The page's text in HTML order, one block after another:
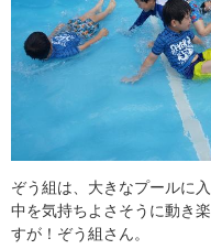
ぞう組は、大きなプールに
中を気持ちよさそうに動き
すが！ぞう組さん。